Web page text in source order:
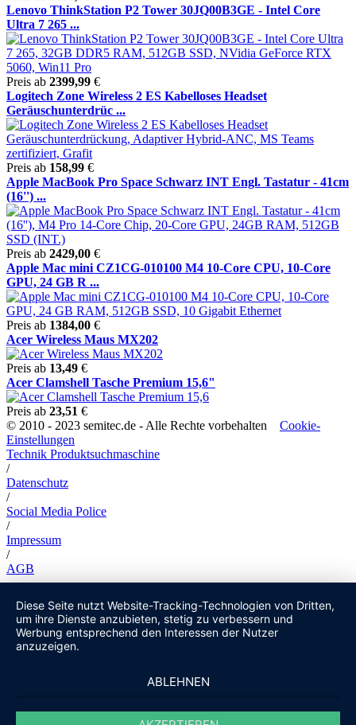
Lenovo ThinkStation P2 Tower 30JQ00B3GE - Intel Core
Ultra 7 265 ...
Preis ab 2399,99 €
Logitech Zone Wireless 2 ES Kabelloses Headset
Geräuschunterdrüc ...
Preis ab 158,99 €
Apple MacBook Pro Space Schwarz INT Engl. Tastatur - 41cm
(16'') ...
Preis ab 2429,00 €
Apple Mac mini CZ1CG-010100 M4 10-Core CPU, 10-Core
GPU, 24 GB R ...
Preis ab 1384,00 €
Acer Wireless Maus MX202
Preis ab 13,49 €
Acer Clamshell Tasche Premium 15,6"
Preis ab 23,51 €
© 2010 - 2023 semitec.de - Alle Rechte vorbehalten Cookie-
Einstellungen
Technik Produktsuchmaschine
/
Datenschutz
/
Social Media Police
/
Impressum
/
AGB
Diese Seite nutzt Website-Tracking-Technologien von Dritten,
um ihre Dienste anzubieten, stetig zu verbessern und
Werbung entsprechend den Interessen der Nutzer
anzuzeigen.
ABLEHNEN